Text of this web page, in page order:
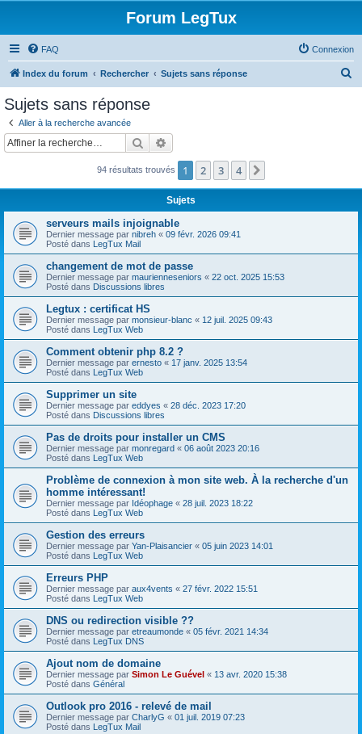
Forum LegTux
FAQ Connexion
Index du forum Rechercher Sujets sans réponse
c
Sujets sans réponse
Aller à la recherche avancée
Rechercher
94 résultats trouvés 1 2 3 4
Sujets
serveurs mails injoignable
Dernier message par nibreh « 09 févr. 2026 09:41
Posté dans LegTux Mail
changement de mot de passe
Dernier message par maurienneseniors « 22 oct. 2025 15:53
Posté dans Discussions libres
Legtux : certificat HS
Dernier message par monsieur-blanc « 12 juil. 2025 09:43
Posté dans LegTux Web
Comment obtenir php 8.2 ?
Dernier message par ernesto « 17 janv. 2025 13:54
Posté dans LegTux Web
Supprimer un site
Dernier message par eddyes « 28 déc. 2023 17:20
Posté dans Discussions libres
Pas de droits pour installer un CMS
Dernier message par monregard « 06 août 2023 20:16
Posté dans LegTux Web
Problème de connexion à mon site web. À la recherche d'un
homme intéressant!
Dernier message par Idéophage « 28 juil. 2023 18:22
Posté dans LegTux Web
Gestion des erreurs
Dernier message par Yan-Plaisancier « 05 juin 2023 14:01
Posté dans LegTux Web
Erreurs PHP
Dernier message par aux4vents « 27 févr. 2022 15:51
Posté dans LegTux Web
DNS ou redirection visible ??
Dernier message par etreaumonde « 05 févr. 2021 14:34
Posté dans LegTux DNS
Ajout nom de domaine
Dernier message par Simon Le Guével « 13 avr. 2020 15:38
Posté dans Général
Outlook pro 2016 - relevé de mail
Dernier message par CharlyG « 01 juil. 2019 07:23
Posté dans LegTux Mail